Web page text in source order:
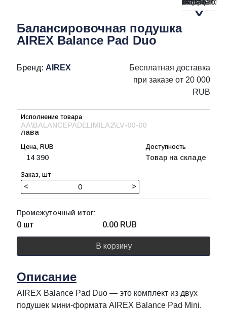
Балансировочная подушка
AIREX Balance Pad Duo
Бренд: AIREX
Бесплатная доставка
при заказе от 20 000
RUB
AA\BALANCEPADELIMILA2\LV-00-00
лава
14 390 Товар на складе
< >
Промежуточный итог:
0 шт 0.00 RUB
В корзину
Описание
AIREX Balance Pad Duo — это комплект из двух
подушек мини-формата AIREX Balance Pad Mini.